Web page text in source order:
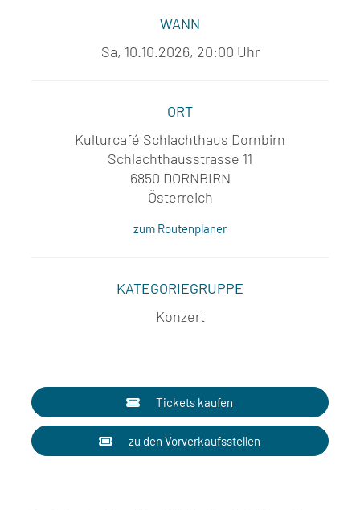
WANN
Sa, 10.10.2026, 20:00 Uhr
ORT
Kulturcafé Schlachthaus Dornbirn
Schlachthausstrasse 11
6850 DORNBIRN
Österreich
zum Routenplaner
KATEGORIEGRUPPE
Konzert
Tickets kaufen
zu den Vorverkaufsstellen